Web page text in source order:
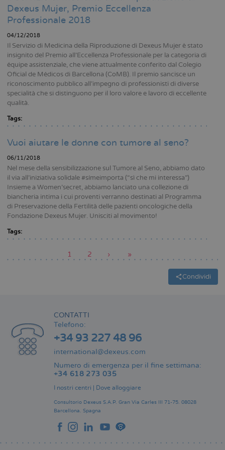
Dexeus Mujer, Premio Eccellenza
Professionale 2018
04/12/2018
Il Servizio di Medicina della Riproduzione di Dexeus Mujer è stato
insignito del Premio all’Eccellenza Professionale per la categoria di
équipe assistenziale, che viene attualmente conferito dal Colegio
Oficial de Médicos di Barcellona (CoMB). Il premio sancisce un
riconoscimento pubblico all’impegno di professionisti di diverse
specialità che si distinguono per il loro valore e lavoro di eccellente
qualità.
Tags:
Vuoi aiutare le donne con tumore al seno?
06/11/2018
Nel mese della sensibilizzazione sul Tumore al Seno, abbiamo dato
il via all’iniziativa solidale #símeimporta (“sì che mi interessa”)
Insieme a Women’secret, abbiamo lanciato una collezione di
biancheria intima i cui proventi verranno destinati al Programma
di Preservazione della Fertilità delle pazienti oncologiche della
Fondazione Dexeus Mujer. Unisciti al movimento!
Tags:
Pagina
attuale
1 Pagina
2
Pagina
successiva
›
Ultima
pagina
»
Condividi
CONTATTI
Telefono:
+34 93 227 48 96
international@dexeus.com
Numero di emergenza per il fine settimana:
+34 618 273 035
I nostri centri Dove alloggiare
Consultorio Dexeus S.A.P. Gran Via Carles III 71-75. 08028
Barcellona. Spagna